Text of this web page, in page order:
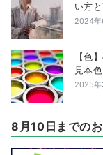
い方
2024年
【色
見本
2025年
8月10日までの